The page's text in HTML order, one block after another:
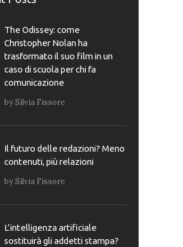
The Odissey: come
Christopher Nolan ha
trasformato il suo film in un
caso di scuola per chi fa
comunicazione
bySilvia Fissore
Il futuro delle redazioni? Meno
contenuti, più relazioni
bySilvia Fissore
L’intelligenza artificiale
sostituirà gli addetti stampa?